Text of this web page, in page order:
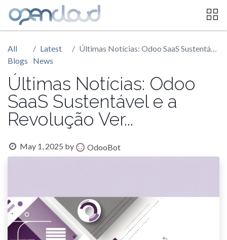
All
Blogs
Latest
News
Últimas Notícias: Odoo SaaS Sustentável e a Revolução Ver...
Últimas Notícias: Odoo
SaaS Sustentável e a
Revolução Ver...
May 1, 2025 by OdooBot